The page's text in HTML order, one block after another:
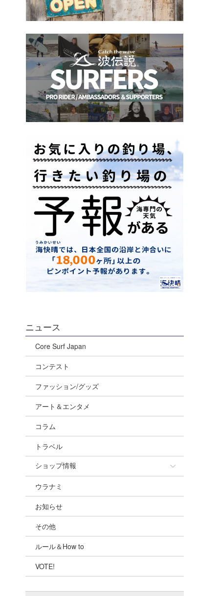
ニュース
Core Surf Japan
コンテスト
ファッション/グッズ
アート＆エンタメ
コラム
トラベル
ショップ情報
ショップ情報
湘南
千葉北
伊豆
千葉南
ウラナミ
お知らせ
その他
ルール＆How to
VOTE!